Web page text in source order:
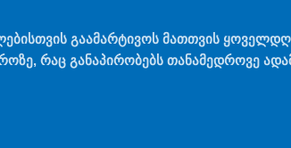
გაამარტივოს მათთვის
რაც განაპირობებს თანამედროვე